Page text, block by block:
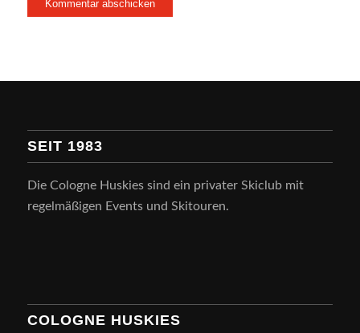
SEIT 1983
Die Cologne Huskies sind ein privater Skiclub mit
regelmäßigen Events und Skitouren.
COLOGNE HUSKIES